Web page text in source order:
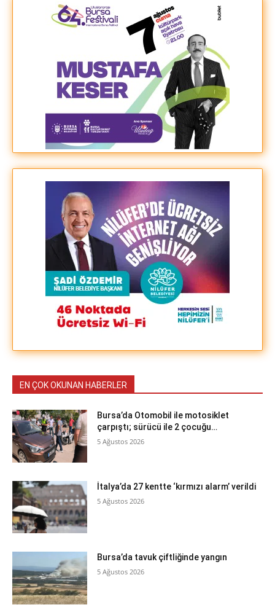
EN ÇOK OKUNAN HABERLER
Bursa’da Otomobil ile motosiklet
çarpıştı; sürücü ile 2 çocuğu…
5 Ağustos 2026
İtalya’da 27 kentte ‘kırmızı alarm’ verildi
5 Ağustos 2026
Bursa’da tavuk çiftliğinde yangın
5 Ağustos 2026